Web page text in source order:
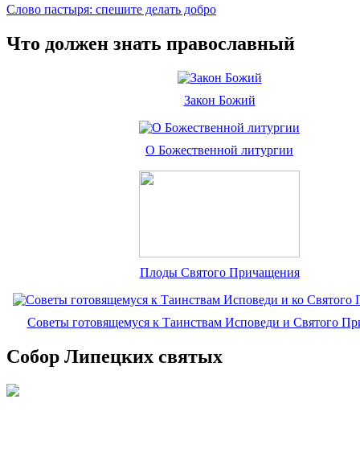
Слово пастыря: спешите делать добро
Что должен знать православный
Закон Божий
О Божественной литургии
Плоды Святого Причащения
Советы готовящемуся к Таинствам Исповеди и Святого
Собор Липецких святых